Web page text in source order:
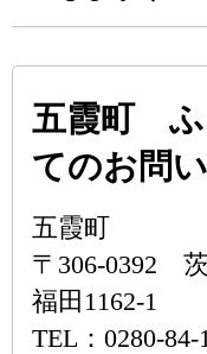
五霞町 ふ
てのお問
五霞町
〒306-0392
福田1162-1
TEL：0280-84-